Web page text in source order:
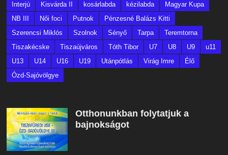
Interjú
Kisvárda II kosárlabda kézilabda
Magyar Kupa
NB III
Női foci Putnok
Pénzesné Balázs Kitti
Szerencsi Miklós
Szolnok Sényő Tarpa
Teremtorna
Tiszakécske
Tiszaújváros Tóth Tibor U7 U8 U9
u11
U13
U14 U16 U19 Utánpótlás Virág Imre
Élő
Ózd-Sajóvölgye
Otthonunkban folytatjuk a
bajnokságot